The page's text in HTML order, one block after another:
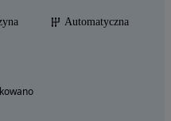
Automatyczna